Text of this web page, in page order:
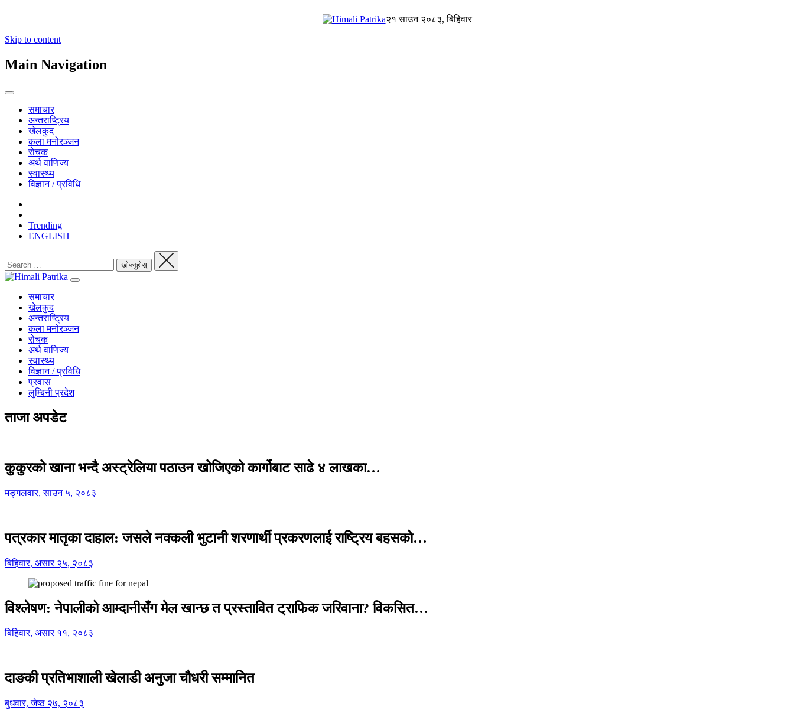
२१ साउन २०८३, बिहिवार
Skip to content
Main Navigation
समाचार
अन्तराष्ट्रिय
खेलकुद
कला मनोरञ्जन
रोचक
अर्थ वाणिज्य
स्वास्थ्य
विज्ञान / प्रविधि
Trending
ENGLISH
समाचार
खेलकुद
अन्तराष्ट्रिय
कला मनोरञ्जन
रोचक
अर्थ वाणिज्य
स्वास्थ्य
विज्ञान / प्रविधि
प्रवास
लुम्बिनी प्रदेश
ताजा अपडेट
कुकुरको खाना भन्दै अस्ट्रेलिया पठाउन खोजिएको कार्गोबाट साढे ४ लाखका…
मङ्गलवार, साउन ५, २०८३
पत्रकार मातृका दाहाल: जसले नक्कली भुटानी शरणार्थी प्रकरणलाई राष्ट्रिय बहसको…
बिहिवार, असार २५, २०८३
विश्लेषण: नेपालीको आम्दानीसँग मेल खान्छ त प्रस्तावित ट्राफिक जरिवाना? विकसित…
बिहिवार, असार ११, २०८३
दाङकी प्रतिभाशाली खेलाडी अनुजा चौधरी सम्मानित
बुधवार, जेष्ठ २७, २०८३